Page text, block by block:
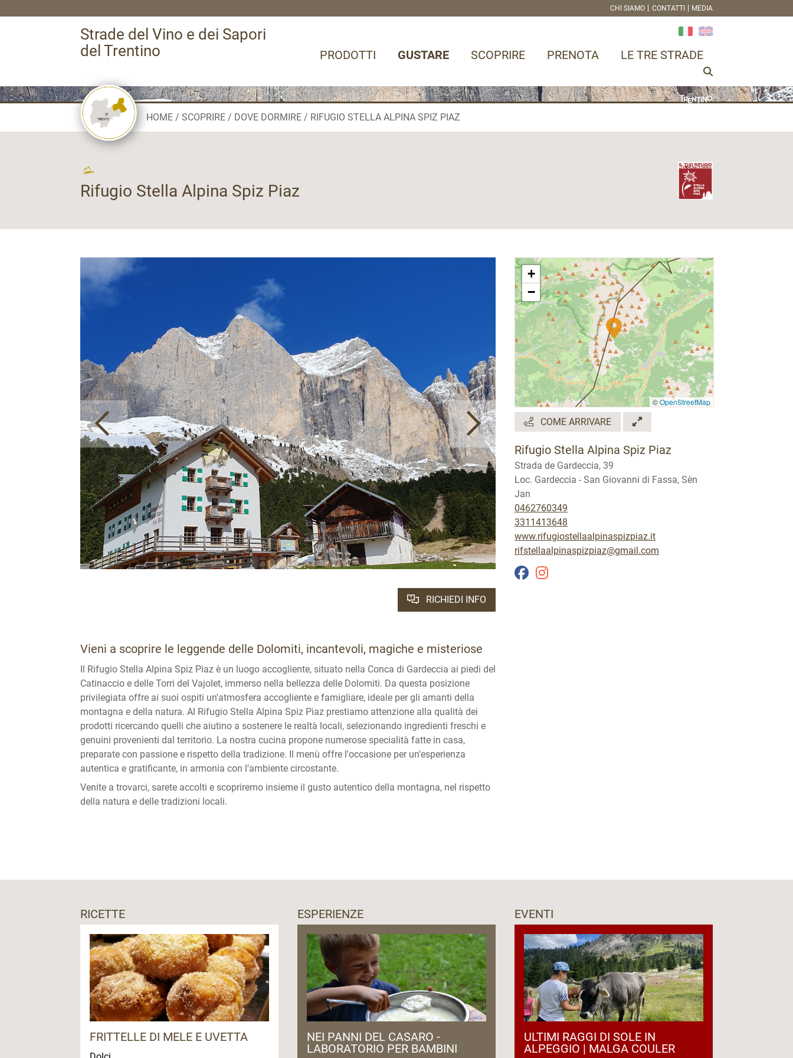
CHI SIAMO CONTATTI MEDIA
Strade del Vino e dei Sapori
del Trentino
PRODOTTI GUSTARE SCOPRIRE PRENOTA LE TRE STRADE
HOME SCOPRIRE DOVE DORMIRE RIFUGIO STELLA ALPINA SPIZ PIAZ
Rifugio Stella Alpina Spiz Piaz
RICHIEDI INFO
Vieni a scoprire le leggende delle Dolomiti, incantevoli, magiche e misteriose
Il Rifugio Stella Alpina Spiz Piaz è un luogo accogliente, situato nella Conca di Gardeccia ai piedi del
Catinaccio e delle Torri del Vajolet, immerso nella bellezza delle Dolomiti. Da questa posizione
privilegiata offre ai suoi ospiti un'atmosfera accogliente e famigliare, ideale per gli amanti della
montagna e della natura. Al Rifugio Stella Alpina Spiz Piaz prestiamo attenzione alla qualità dei
prodotti ricercando quelli che aiutino a sostenere le realtà locali, selezionando ingredienti freschi e
genuini provenienti dal territorio. La nostra cucina propone numerose specialità fatte in casa,
preparate con passione e rispetto della tradizione. Il menù offre l'occasione per un'esperienza
autentica e gratificante, in armonia con l'ambiente circostante.
Venite a trovarci, sarete accolti e scopriremo insieme il gusto autentico della montagna, nel rispetto
della natura e delle tradizioni locali.
+
−
©OpenStreetMap
COME ARRIVARE
Rifugio Stella Alpina Spiz Piaz
Strada de Gardeccia, 39
Loc. Gardeccia - San Giovanni di Fassa, Sèn
Jan
0462760349
3311413648
www.rifugiostellaalpinaspizpiaz.it
rifstellaalpinaspizpiaz@gmail.com
RICETTE
FRITTELLE DI MELE E UVETTA
ESPERIENZE
NEI PANNI DEL CASARO -
LABORATORIO PER BAMBINI
EVENTI
ULTIMI RAGGI DI SOLE IN
ALPEGGIO | MALGA COULER